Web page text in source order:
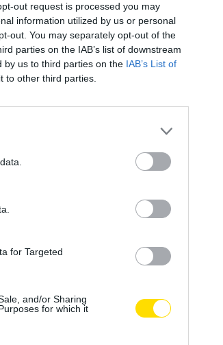
out request is processed you may
information utilized by us or personal
out. You may separately opt-out of the
parties on the IAB’s list of downstream
by us to third parties on the IAB’s List of
to other third parties.
for Targeted
and/or Sharing
for which it